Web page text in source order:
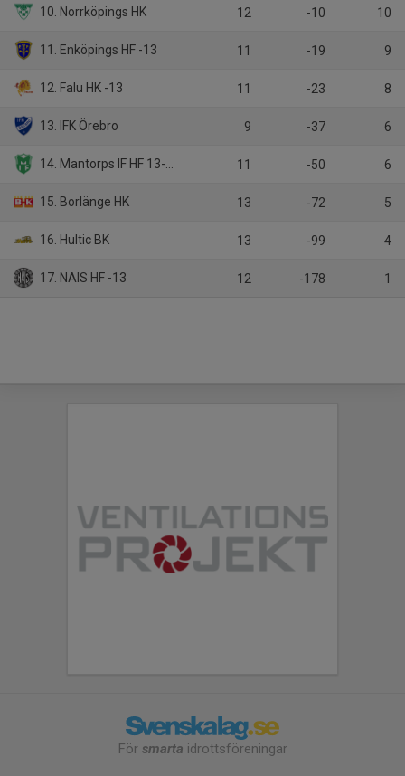
10. Norrköpings HK 12 -10 10
11. Enköpings HF -13 11 -19 9
12. Falu HK -13 11 -23 8
13. IFK Örebro 9 -37 6
14. Mantorps IF HF 13-14 11 -50 6
15. Borlänge HK 13 -72 5
16. Hultic BK 13 -99 4
17. NAIS HF -13 12 -178 1
För smarta idrottsföreningar